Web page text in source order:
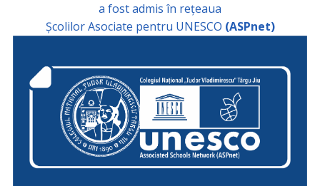
a fost admis în rețeaua
Școlilor Asociate pentru UNESCO (ASPnet)